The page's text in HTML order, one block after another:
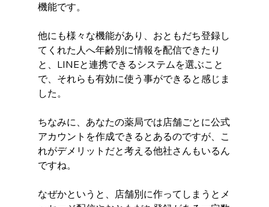
機能です。
他にも様々な機能があり、おともだち登録し
てくれた人へ年齢別に情報を配信できたり
と、LINEと連携できるシステムを選ぶこと
で、それらも有効に使う事ができると感じま
した。
ちなみに、あなたの薬局では店舗ごとに公式
アカウントを作成できるとあるのですが、こ
れがデメリットだと考える他社さんもいるん
ですね。
なぜかというと、店舗別に作ってしまうとメ